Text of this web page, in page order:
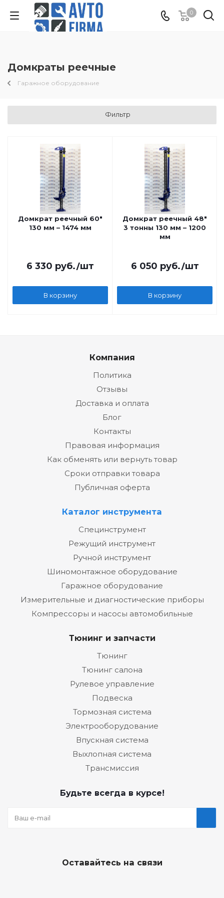
0
Домкраты реечные
Гаражное оборудование
Фильтр
Домкрат реечный 60"
130 мм – 1474 мм
6 330 руб./шт
В корзину
Домкрат реечный 48"
3 тонны 130 мм – 1200
мм
6 050 руб./шт
В корзину
Компания
Политика
Отзывы
Доставка и оплата
Блог
Контакты
Правовая информация
Как обменять или вернуть товар
Сроки отправки товара
Публичная оферта
Каталог инструмента
Специнструмент
Режущий инструмент
Ручной инструмент
Шиномонтажное оборудование
Гаражное оборудование
Измерительные и диагностические приборы
Компрессоры и насосы автомобильные
Тюнинг и запчасти
Тюнинг
Тюнинг салона
Рулевое управление
Подвеска
Тормозная система
Электрооборудование
Впускная система
Выхлопная система
Трансмиссия
Будьте всегда в курсе!
Оставайтесь на связи